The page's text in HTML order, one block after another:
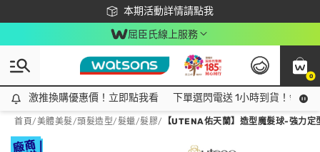
本期活動詳情請點我
下載app最高回饋$350
屈臣氏線上服務
0
激推換購優惠價！立即點我看
激推換購優惠價！立即點我看 下單選閃電送 1小時到貨！領神
首頁/美體美髮/頭髮造型/髮蠟/髮膠/ 【UTENA佑天蘭】造型魔髮球-強力定